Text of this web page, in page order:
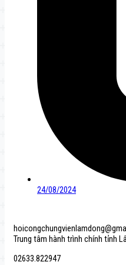
24/08/2024
Trung tâm hành trình chính tỉnh
02633.822947